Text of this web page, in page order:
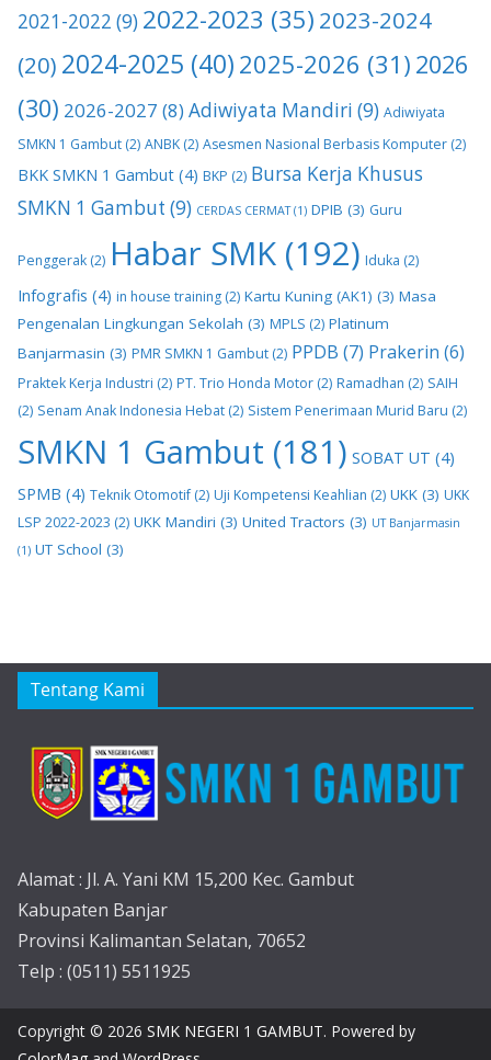
2021-2022 (9) 2022-2023 (35) 2023-2024
(20) 2024-2025 (40) 2025-2026 (31) 2026
(30) 2026-2027 (8) Adiwiyata Mandiri (9) Adiwiyata
SMKN 1 Gambut (2) ANBK (2) Asesmen Nasional Berbasis Komputer (2)
BKK SMKN 1 Gambut (4) BKP (2) Bursa Kerja Khusus
SMKN 1 Gambut (9) CERDAS CERMAT(1) DPIB (3) Guru
Penggerak (2) Habar SMK (192) Iduka (2)
Infografis (4) in house training (2) Kartu Kuning (AK1) (3) Masa
Pengenalan Lingkungan Sekolah (3) MPLS (2) Platinum
Banjarmasin (3) PMR SMKN 1 Gambut (2) PPDB (7) Prakerin (6)
Praktek Kerja Industri (2) PT. Trio Honda Motor (2) Ramadhan (2) SAIH
(2) Senam Anak Indonesia Hebat (2) Sistem Penerimaan Murid Baru (2)
SMKN 1 Gambut (181) SOBAT UT (4)
SPMB (4) Teknik Otomotif(2) Uji Kompetensi Keahlian (2) UKK (3) UKK
LSP 2022-2023 (2) UKK Mandiri (3) United Tractors (3) UT Banjarmasin
(1) UT School (3)
Tentang Kami
Alamat : Jl. A. Yani KM 15,200 Kec. Gambut
Kabupaten Banjar
Provinsi Kalimantan Selatan, 70652
Telp : (0511) 5511925
Copyright © 2026 SMK NEGERI 1 GAMBUT. Powered by